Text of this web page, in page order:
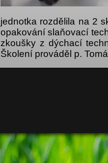
jednotka rozdělila na 2
opakování slaňovací
zkoušky z dýchací
Školení prováděl p.